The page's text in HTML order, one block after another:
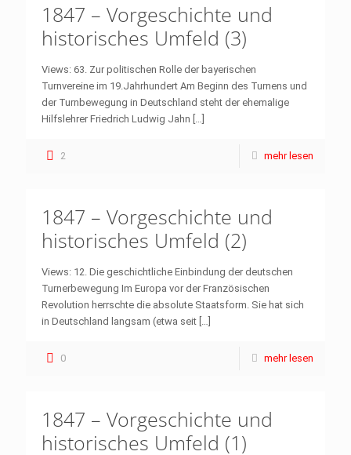
1847 – Vorgeschichte und
historisches Umfeld (3)
Views: 63. Zur politischen Rolle der bayerischen
Turnvereine im 19.Jahrhundert Am Beginn des Turnens und
der Turnbewegung in Deutschland steht der ehemalige
Hilfslehrer Friedrich Ludwig Jahn […]
2 mehr lesen
1847 – Vorgeschichte und
historisches Umfeld (2)
Views: 12. Die geschichtliche Einbindung der deutschen
Turnerbewegung Im Europa vor der Französischen
Revolution herrschte die absolute Staatsform. Sie hat sich
in Deutschland langsam (etwa seit […]
0 mehr lesen
1847 – Vorgeschichte und
historisches Umfeld (1)